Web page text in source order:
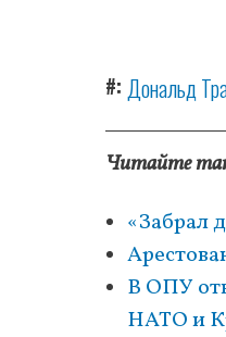
# Дональд
Читайте
«Забрал
В ОПУ
НАТО и